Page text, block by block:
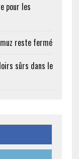
pour les
reste fermé
sûrs dans le